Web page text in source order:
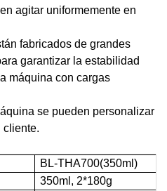
agitar uniformemente en
fabricados de grandes
garantizar la estabilidad
máquina con cargas
se pueden personalizar
cliente.
BL-THA700(350ml)
350ml, 2*180g